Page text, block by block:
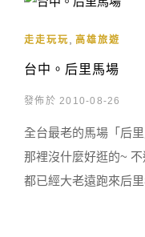
走走玩玩 高雄旅遊
台中。后里馬場
發佈於 2010-08-26
全台最老的馬場「后
那裡沒什麼好逛的~
都已經大老遠跑來后